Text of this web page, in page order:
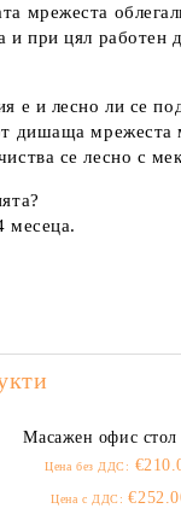
мрежеста
и при цял работен
е и лесно ли се
дишаща мрежеста
се лесно с
месеца.
Масажен офис стол
Цена без ДДС:
Цена с ДДС: